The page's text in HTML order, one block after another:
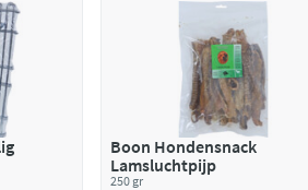
Boon Hondensnack
Lamsluchtpijp
250 gr